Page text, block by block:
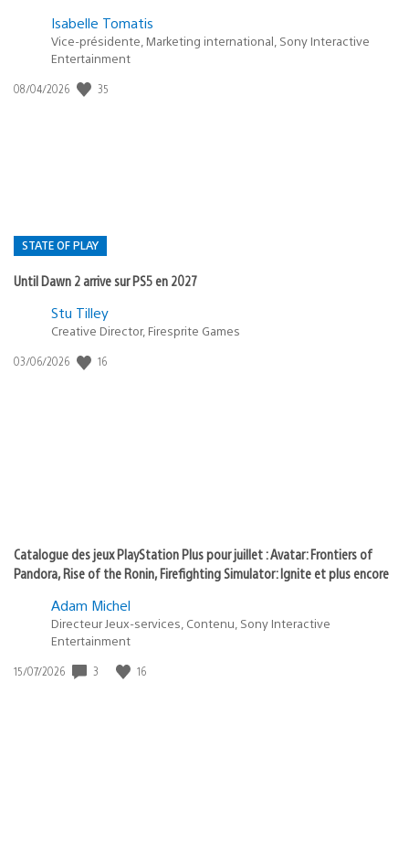
Isabelle Tomatis
Vice-présidente, Marketing international, Sony Interactive
Entertainment
Date
08/04/2026 35
STATE OF PLAY
Until Dawn 2 arrive sur PS5 en 2027
Postée
:
Stu Tilley
Creative Director, Firesprite Games
Date
03/06/2026 16
Catalogue des jeux PlayStation Plus pour juillet : Avatar: Frontiers of
Pandora, Rise of the Ronin, Firefighting Simulator: Ignite et plus encore
Adam Michel
Directeur Jeux-services, Contenu, Sony Interactive
Entertainment
Date
15/07/2026 3 16